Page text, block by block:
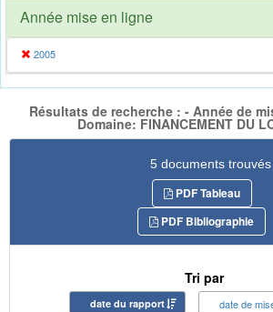
Année mise en ligne
2005
Résultats de recherche : - Année de
Domaine: FINANCEMENT DU
5 documents trouvés
PDF Tableau
PDF Bibliographie
Tri par
date du rapport date de